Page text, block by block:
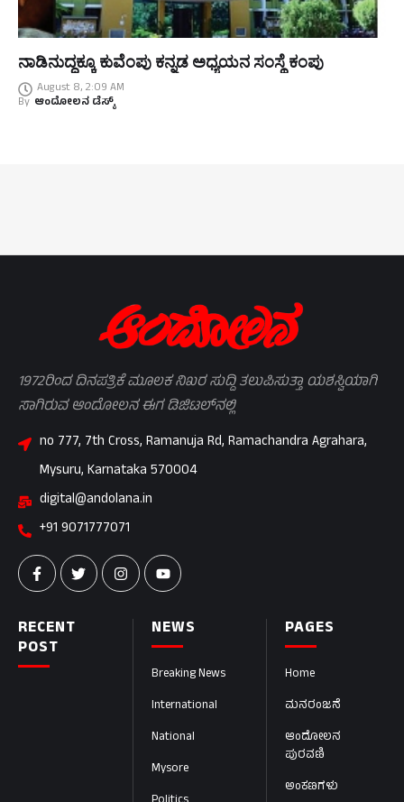
ನಾಡಿನುದ್ದಕ್ಕೂ ಕುವೆಂಪು ಕನ್ನಡ ಅಧ್ಯಯನ ಸಂಸ್ಥೆ ಕಂಪು
August 8, 2:09 AM
By ಆಂದೋಲನ ಡೆಸ್ಕ್
PAGES
Home
ಮನರಂಜನೆ
ಆಂದೋಲನ
ಪುರವಣಿ
ಅಂಕಣಗಳು
NEWS
Breaking News
International
National
Mysore
RECENT
POST
1972ರಿಂದ ದಿನಪತ್ರಿಕೆ ಮೂಲಕ ನಿಖರ ಸುದ್ದಿ ತಲುಪಿಸುತ್ತಾ ಯಶಸ್ವಿಯಾಗಿ
ಸಾಗಿರುವ ಆಂದೋಲನ ಈಗ ಡಿಜಿಟಲ್‌ನಲ್ಲಿ
no 777, 7th Cross, Ramanuja Rd, Ramachandra Agrahara,
Mysuru, Karnataka 570004
digital@andolana.in
+91 9071777071